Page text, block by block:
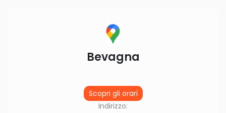
Bevagna
Scopri gli orari
Indirizzo: